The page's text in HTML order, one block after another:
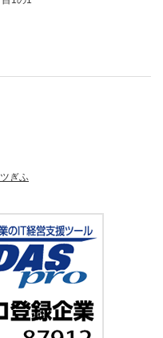
ぎふ